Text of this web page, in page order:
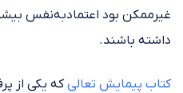
غیرممکن بود اعتمادبه‌نفس
داشته باشند.
کتاب پیمایش تعالیکه یکی از